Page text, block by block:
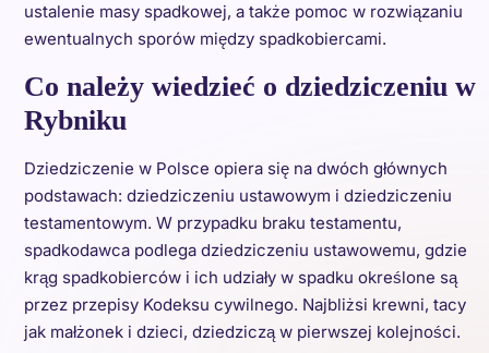
ustalenie masy spadkowej, a także pomoc w rozwiązaniu
ewentualnych sporów między spadkobiercami.
Co należy wiedzieć o dziedziczeniu w
Rybniku
Dziedziczenie w Polsce opiera się na dwóch głównych
podstawach: dziedziczeniu ustawowym i dziedziczeniu
testamentowym. W przypadku braku testamentu,
spadkodawca podlega dziedziczeniu ustawowemu, gdzie
krąg spadkobierców i ich udziały w spadku określone są
przez przepisy Kodeksu cywilnego. Najbliżsi krewni, tacy
jak małżonek i dzieci, dziedziczą w pierwszej kolejności.